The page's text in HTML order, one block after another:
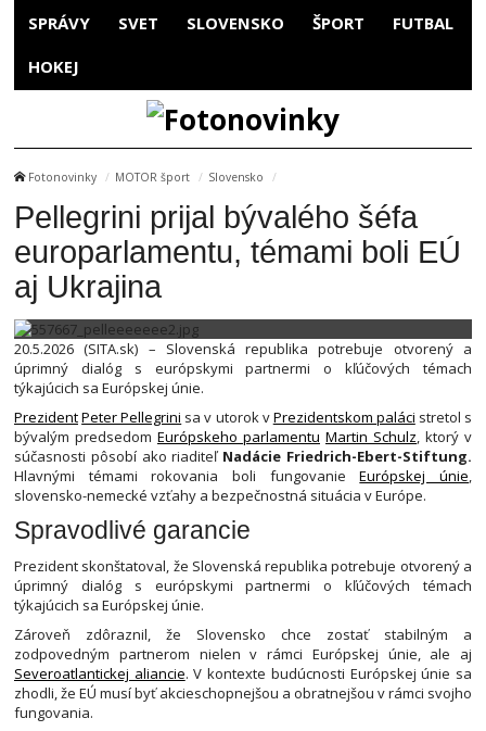
SPRÁVY SVET SLOVENSKO ŠPORT FUTBAL
HOKEJ
Fotonovinky MOTOR šport Slovensko
Pellegrini prijal bývalého šéfa
europarlamentu, témami boli EÚ
aj Ukrajina
20.5.2026 (SITA.sk) – Slovenská republika potrebuje otvorený a
úprimný dialóg s európskymi partnermi o kľúčových témach
týkajúcich sa Európskej únie.
PrezidentPeter Pellegrini sa v utorok vPrezidentskom paláci stretol s
bývalým predsedom Európskeho parlamentu Martin Schulz, ktorý v
súčasnosti pôsobí ako riaditeľ Nadácie Friedrich-Ebert-Stiftung.
Hlavnými témami rokovania boli fungovanieEurópskej únie,
slovensko-nemecké vzťahy a bezpečnostná situácia v Európe.
Spravodlivé garancie
Prezident skonštatoval, že Slovenská republika potrebuje otvorený a
úprimný dialóg s európskymi partnermi o kľúčových témach
týkajúcich sa Európskej únie.
Zároveň zdôraznil, že Slovensko chce zostať stabilným a
zodpovedným partnerom nielen v rámci Európskej únie, ale aj
Severoatlantickej aliancie. V kontexte budúcnosti Európskej únie sa
zhodli, že EÚ musí byť akcieschopnejšou a obratnejšou v rámci svojho
fungovania.